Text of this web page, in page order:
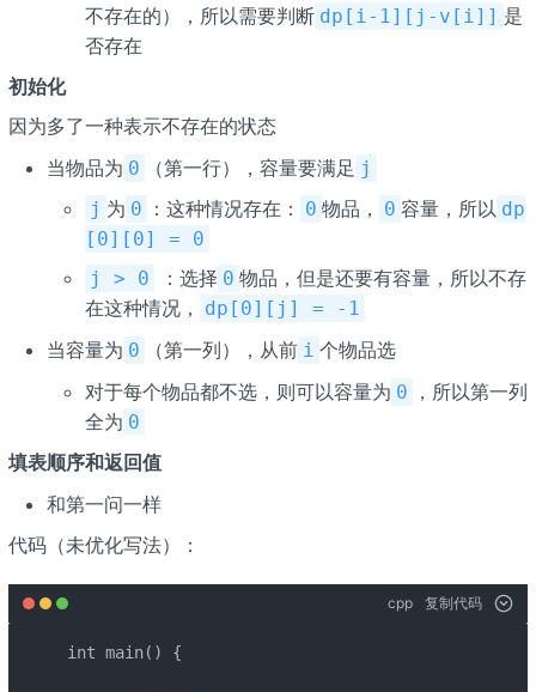
不存在的），所以需要判断 dp[i-1][j-v[i]] 是
否存在
初始化
因为多了一种表示不存在的状态
当物品为 0 （第一行），容量要满足 j
j 为 0 ：这种情况存在： 0 物品， 0 容量，所以 dp
[0][0] = 0
j > 0
：选择 0 物品，但是还要有容量，所以不存
在这种情况，
dp[0][j] = -1
当容量为 0 （第一列），从前 i 个物品选
对于每个物品都不选，则可以容量为 0
，所以第一列
全为 0
填表顺序和返回值
和第一问一样
代码（未优化写法）：
cpp 复制代码
int main() {